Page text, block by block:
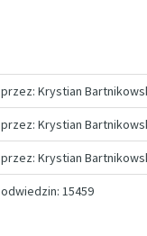
przez: Krystian
przez: Krystian
przez: Krystian
odwiedzin: 15459